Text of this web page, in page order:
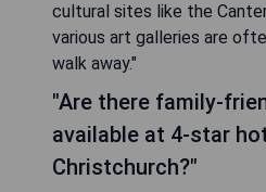
cultural sites like the
various art galleries are
walk away."
"Are there family-
available at 4-star
Christchurch?"